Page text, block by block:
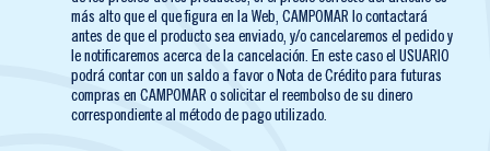
más alto que el que figura en la Web, CAMPOMAR lo contactará
antes de que el producto sea enviado, y/o cancelaremos el pedido y
le notificaremos acerca de la cancelación. En este caso el USUARIO
podrá contar con un saldo a favor o Nota de Crédito para futuras
compras en CAMPOMAR o solicitar el reembolso de su dinero
correspondiente al método de pago utilizado.